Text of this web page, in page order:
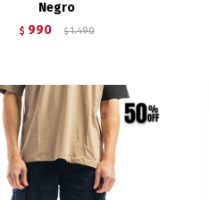
Negro
$ 990 $ 1.490